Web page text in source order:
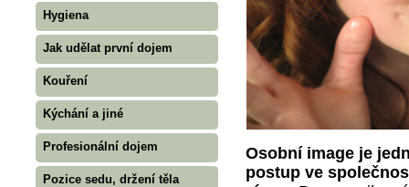
Hygiena
Jak udělat první dojem
Kouření
Kýchání a jiné
Profesionální dojem
Pozice sedu, držení těla
Osobní image je
postup ve